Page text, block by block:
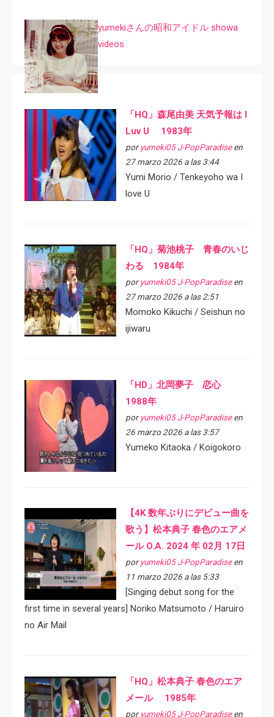
yumekiさんの昭和アイドル showa
videos
「HQ」森尾由美 天気予報は I
Luv U 1983年
por yumeki05 J-PopParadiseen
27 marzo 2026 a las 3:44
Yumi Morio / Tenkeyoho wa I
love U
「HQ」菊池桃子 青春のいじ
わる 1984年
por yumeki05 J-PopParadiseen
27 marzo 2026 a las 2:51
Momoko Kikuchi / Seishun no
ijiwaru
「HD」北岡夢子 恋心
1988年
por yumeki05 J-PopParadiseen
26 marzo 2026 a las 3:57
Yumeko Kitaoka / Koigokoro
【4K 数年ぶりにデビュー曲を
歌う】松本典子 春色のエアメ
ール O.A. 2024 年 02月 17日
por yumeki05 J-PopParadiseen
11 marzo 2026 a las 5:33
[Singing debut song for the
first time in several years] Noriko Matsumoto / Haruiro
no Air Mail
「HQ」松本典子 春色のエア
メール 1985年
por yumeki05 J-PopParadiseen